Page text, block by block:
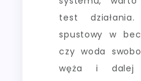
test
spustowy w
czy woda
węża i dalej